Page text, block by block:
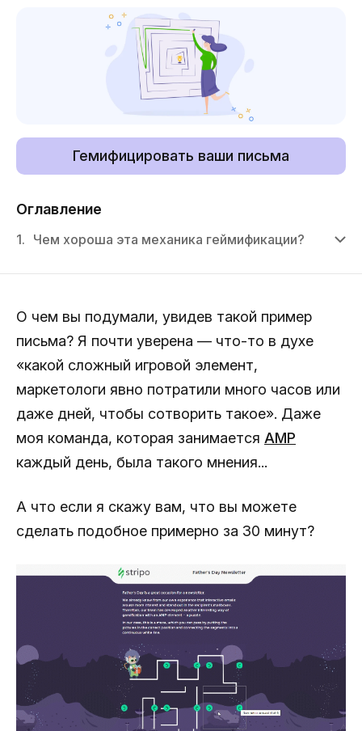
Гемифицировать ваши письма
Оглавление
1. Чем хороша эта механика геймификации?
О чем вы подумали, увидев такой пример
письма? Я почти уверена — что-то в духе
«какой сложный игровой элемент,
маркетологи явно потратили много часов или
даже дней, чтобы сотворить такое». Даже
моя команда, которая занимается AMP
каждый день, была такого мнения...
А что если я скажу вам, что вы можете
сделать подобное примерно за 30 минут?